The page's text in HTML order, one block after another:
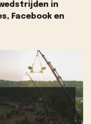
in
Facebook en